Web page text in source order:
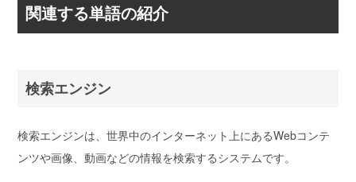
関連する単語の紹介
検索エンジン
検索エンジンは、世界中のインターネット上にあるWebコンテ
ンツや画像、動画などの情報を検索するシステムです。